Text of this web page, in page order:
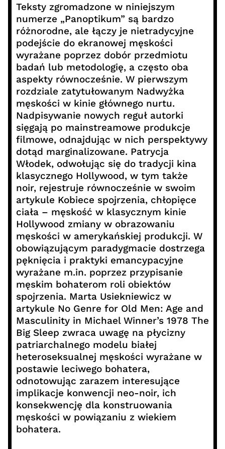
Teksty zgromadzone w niniejszym
numerze „Panoptikum” są bardzo
różnorodne, ale łączy je nietradycyjne
podejście do ekranowej męskości
wyrażane poprzez dobór przedmiotu
badań lub metodologię, a często oba
aspekty równocześnie. W pierwszym
rozdziale zatytułowanym Nadwyżka
męskości w kinie głównego nurtu.
Nadpisywanie nowych reguł autorki
sięgają po mainstreamowe produkcje
filmowe, odnajdując w nich perspektywy
dotąd marginalizowane. Patrycja
Włodek, odwołując się do tradycji kina
klasycznego Hollywood, w tym także
noir, rejestruje równocześnie w swoim
artykule Kobiece spojrzenia, chłopięce
ciała – męskość w klasycznym kinie
Hollywood zmiany w obrazowaniu
męskości w amerykańskiej produkcji. W
obowiązującym paradygmacie dostrzega
pęknięcia i praktyki emancypacyjne
wyrażane m.in. poprzez przypisanie
męskim bohaterom roli obiektów
spojrzenia. Marta Usiekniewicz w
artykule No Genre for Old Men: Age and
Masculinity in Michael Winner’s 1978 The
Big Sleep zwraca uwagę na płycizny
patriarchalnego modelu białej
heteroseksualnej męskości wyrażane w
postawie leciwego bohatera,
odnotowując zarazem interesujące
implikacje konwencji neo-noir, ich
konsekwencję dla konstruowania
męskości w powiązaniu z wiekiem
bohatera.